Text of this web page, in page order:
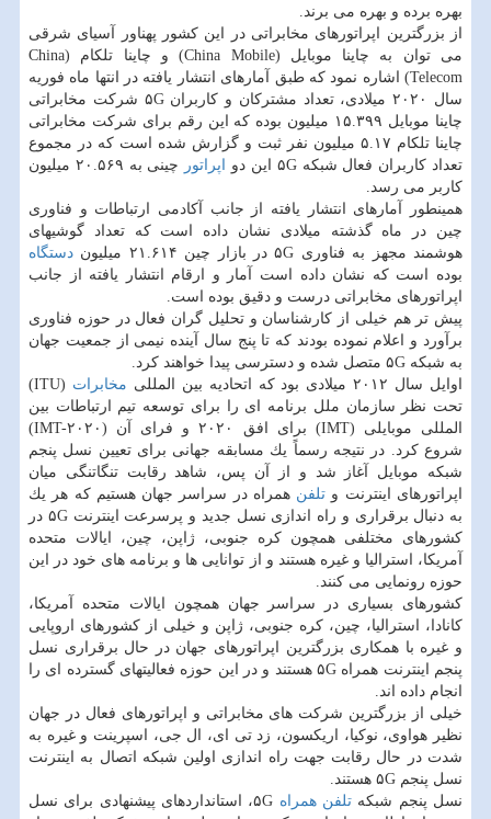
بهره برده و بهره می برند.
از بزرگترین اپراتورهای مخابراتی در این كشور پهناور آسیای شرقی
می توان به چاینا موبایل (China Mobile) و چاینا تلكام (China
Telecom) اشاره نمود كه طبق آمارهای انتشار یافته در انتها ماه فوریه
سال ۲۰۲۰ میلادی، تعداد مشتركان و كاربران ۵G شركت مخابراتی
چاینا موبایل ۱۵.۳۹۹ میلیون بوده كه این رقم برای شركت مخابراتی
چاینا تلكام ۵.۱۷ میلیون نفر ثبت و گزارش شده است كه در مجموع
تعداد كاربران فعال شبكه ۵G این دو
اپراتور
چینی به ۲۰.۵۶۹ میلیون
كاربر می رسد.
همینطور آمارهای انتشار یافته از جانب آكادمی ارتباطات و فناوری
چین در ماه گذشته میلادی نشان داده است كه تعداد گوشیهای
هوشمند مجهز به فناوری ۵G در بازار چین ۲۱.۶۱۴ میلیون
دستگاه
بوده است كه نشان داده است آمار و ارقام انتشار یافته از جانب
اپراتورهای مخابراتی درست و دقیق بوده است.
پیش تر هم خیلی از كارشناسان و تحلیل گران فعال در حوزه فناوری
برآورد و اعلام نموده بودند كه تا پنج سال آینده نیمی از جمعیت جهان
به شبكه ۵G متصل شده و دسترسی پیدا خواهند كرد.
اوایل سال ۲۰۱۲ میلادی بود كه اتحادیه بین المللی
مخابرات
(ITU)
تحت نظر سازمان ملل برنامه ای را برای توسعه تیم ارتباطات بین
المللی موبایلی (IMT) برای افق ۲۰۲۰ و فرای آن (IMT-۲۰۲۰)
شروع كرد. در نتیجه رسماً یك مسابقه جهانی برای تعیین نسل پنجم
شبكه موبایل آغاز شد و از آن پس، شاهد رقابت تنگاتنگی میان
اپراتورهای اینترنت و تلفن همراه در سراسر جهان هستیم كه هر یك
به دنبال برقراری و راه اندازی نسل جدید و پرسرعت اینترنت ۵G در
كشورهای مختلفی همچون كره جنوبی، ژاپن، چین، ایالات متحده
آمریكا، استرالیا و غیره هستند و از توانایی ها و برنامه های خود در این
حوزه رونمایی می كنند.
كشورهای بسیاری در سراسر جهان همچون ایالات متحده آمریكا،
كانادا، استرالیا، چین، كره جنوبی، ژاپن و خیلی از كشورهای اروپایی
و غیره با همكاری بزرگترین اپراتورهای جهان در حال برقراری نسل
پنجم اینترنت همراه ۵G هستند و در این حوزه فعالیتهای گسترده ای را
انجام داده اند.
خیلی از بزرگترین شركت های مخابراتی و اپراتورهای فعال در جهان
نظیر هواوی، نوكیا، اریكسون، زد تی ای، ال جی، اسپرینت و غیره به
شدت در حال رقابت جهت راه اندازی اولین شبكه اتصال به اینترنت
نسل پنجم ۵G هستند.
نسل پنجم شبكه تلفن همراه
۵G، استانداردهای پیشنهادی برای نسل